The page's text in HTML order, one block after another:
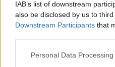
IAB’s list of downstream
also be disclosed by us to
Downstream Participants that
Personal Data
објава
Црна Гора